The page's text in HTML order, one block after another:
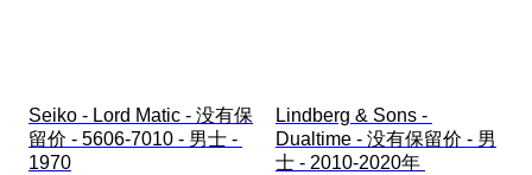
Seiko - Lord Matic - 没有保
留价 - 5606-7010 - 男士 -
1970
Lindberg & Sons -
Dualtime - 没有保留价 - 男
士 - 2010-2020年